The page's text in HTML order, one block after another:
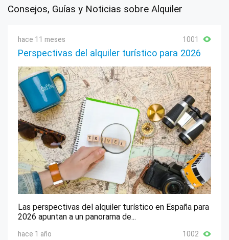
Espejo
Espiel
Fernán-Núñez
Fuente la Lancha
Fuente Obejuna
Fuente Palmera
Fuente-Tójar
Granjuela, La
Guadalcázar
Hinojosa del Duque
Hornachuelos
Consejos, Guías y Noticias sobre Alquiler
hace 11 meses 1001
Perspectivas del alquiler turístico para 2026
Las perspectivas del alquiler turístico en España para
2026 apuntan a un panorama de...
hace 1 año 1002